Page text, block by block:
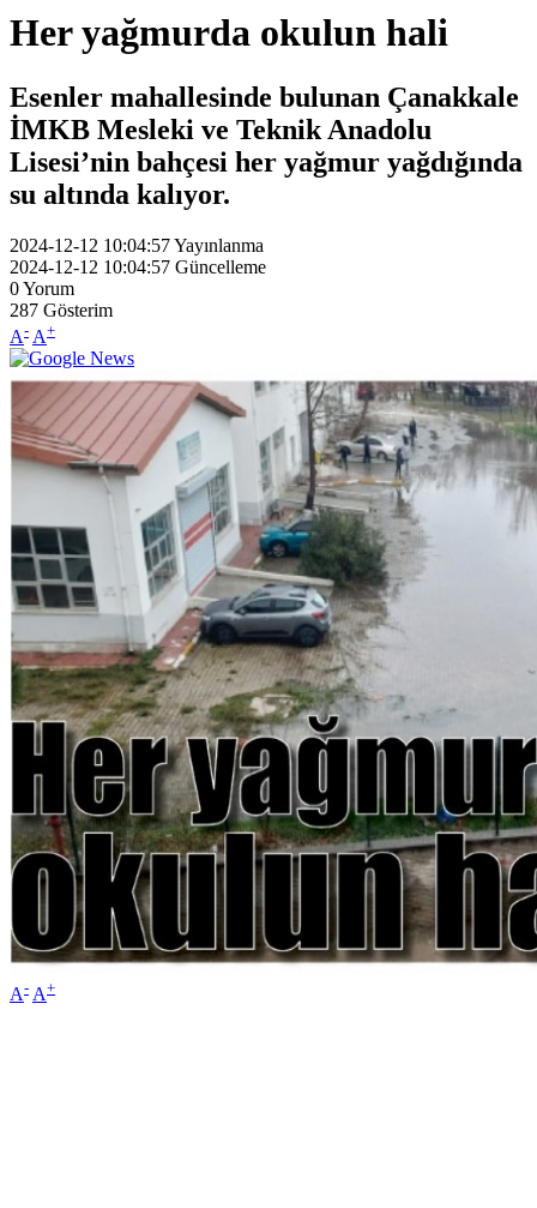
Her yağmurda okulun hali
Esenler mahallesinde bulunan Çanakkale
İMKB Mesleki ve Teknik Anadolu
Lisesi’nin bahçesi her yağmur yağdığında
su altında kalıyor.
2024-12-12 10:04:57Yayınlanma
2024-12-12 10:04:57 Güncelleme
0Yorum
287 Gösterim
A- A+
A- A+